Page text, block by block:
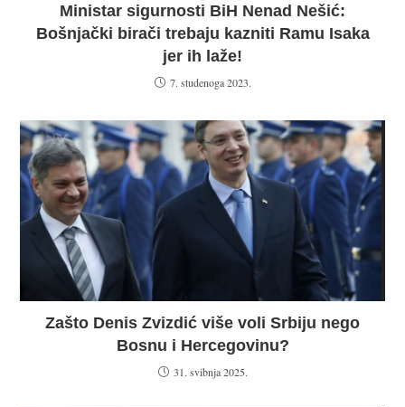
Ministar sigurnosti BiH Nenad Nešić:
Bošnjački birači trebaju kazniti Ramu Isaka
jer ih laže!
7. studenoga 2023.
Zašto Denis Zvizdić više voli Srbiju nego
Bosnu i Hercegovinu?
31. svibnja 2025.